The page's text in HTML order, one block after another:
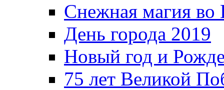
Снежная магия во
День города 2019
Новый год и
75 лет Великой